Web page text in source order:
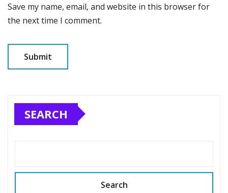
Save my name, email, and website in this browser for
the next time I comment.
SEARCH
Search